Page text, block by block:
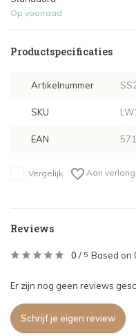
Op voorraad
Productspecificaties
Artikelnummer
SKU
EAN
Vergelijk Aan
Reviews
0 / 5 Based on
Er zijn nog geen reviews
Schrijf je eigen review